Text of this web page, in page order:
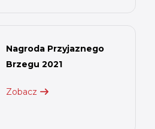
Nagroda Przyjaznego
Brzegu 2021
Zobacz